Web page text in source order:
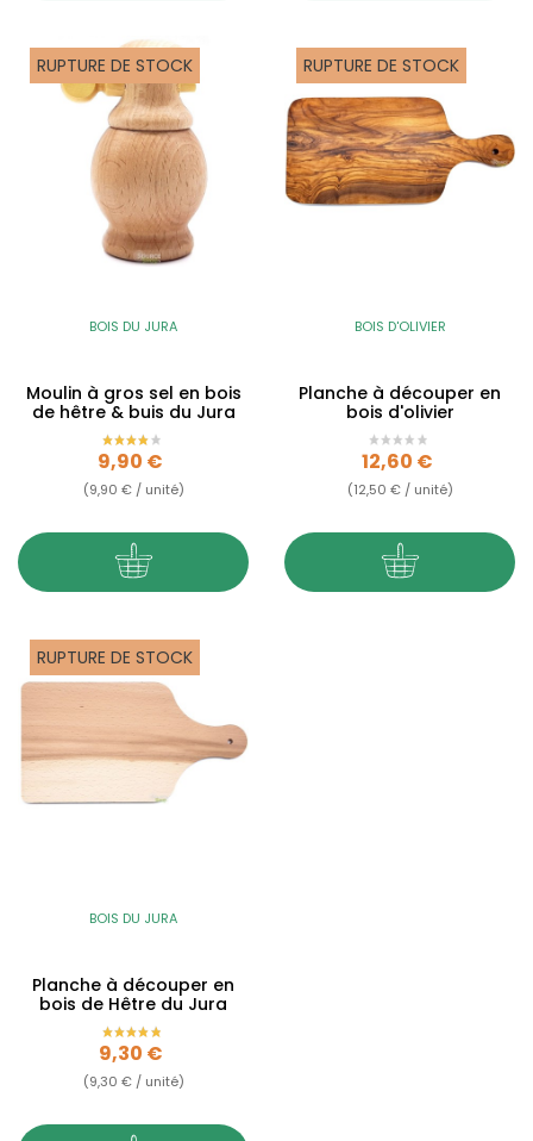
RUPTURE DE STOCK
BOIS DU JURA
Moulin à gros sel en bois
de hêtre & buis du Jura
Prix
9,90 €
(9,90 € / unité)
RUPTURE DE STOCK
BOIS D'OLIVIER
Planche à découper en
bois d'olivier
Prix
12,60 €
(12,50 € / unité)
RUPTURE DE STOCK
BOIS DU JURA
Planche à découper en
bois de Hêtre du Jura
Prix
9,30 €
(9,30 € / unité)